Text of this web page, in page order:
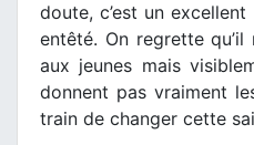
doute, c’est un
entêté. On regrette
aux jeunes mais
donnent pas vraiment
train de changer cette